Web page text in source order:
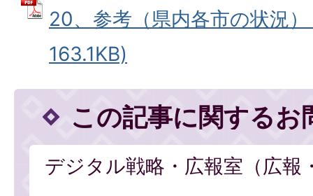
20、参考（県内各市の状況
163.1KB)
この記事に関するお
デジタル戦略・広報室（広報